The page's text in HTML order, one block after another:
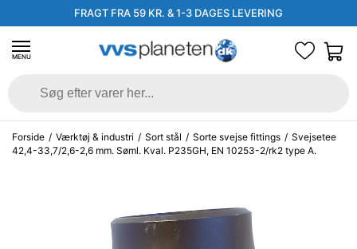
FRAGT FRA 59 KR. & 1-3 DAGES LEVERING
MENU
Forside / Værktøj & industri / Sort stål / Sorte svejse fittings / Svejsetee
42,4-33,7/2,6-2,6 mm. Søml. Kval. P235GH, EN 10253-2/rk2 type A.